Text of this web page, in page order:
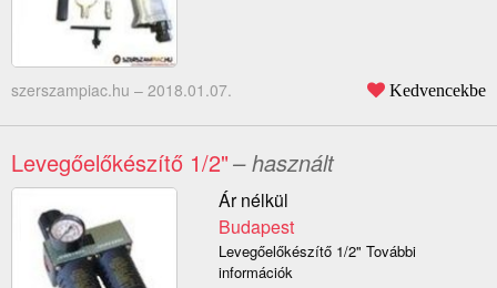
szerszampiac.hu – 2018.01.07. Kedvencekbe
Levegőelőkészítő 1/2"– használt
Ár nélkül
Budapest
Levegőelőkészítő 1/2" További
információk